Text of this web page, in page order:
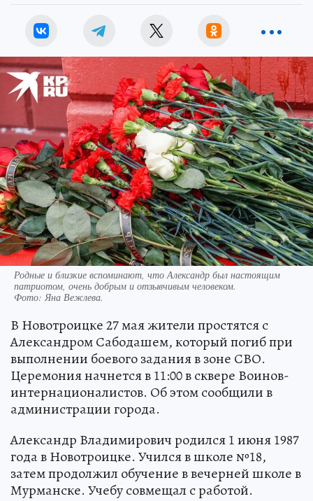
Родные и близкие вспоминают, что Александр был настоящим
патриотом, очень добрым и отзывчивым человеком.
Фото: Яна Вежлева.
В Новотроицке 27 мая жители простятся с
Александром Сабодашем, который погиб при
выполнении боевого задания в зоне СВО.
Церемония начнется в 11:00 в сквере Воинов-
интернационалистов. Об этом сообщили в
администрации города.
Александр Владимирович родился 1 июня 1987
года в Новотроицке. Учился в школе №18,
затем продолжил обучение в вечерней школе в
Мурманске. Учебу совмещал с работой.